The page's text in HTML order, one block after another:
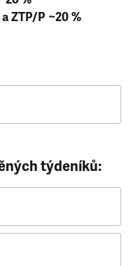
ZTP/P ~20 %
týdeníků: